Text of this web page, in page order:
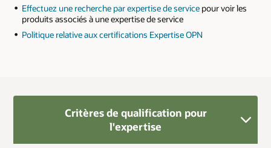
Effectuez une recherche par expertise de service pour voir les
produits associés à une expertise de service
Politique relative aux certifications Expertise OPN
Critères de qualification pour
l'expertise